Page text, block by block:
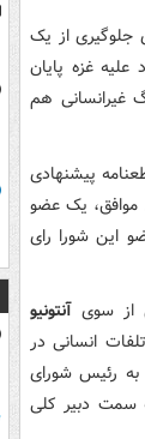
جلوگیری از یک
غزه پایان
غیرانسانی هم
پیشنهادی
شد که از ۱۵ عضو شورای امنیت ۱۳ عضو رای موافق، یک عضو
این شورا رای
آنتونیو
انسانی در
۹۹ منشور سازمان ملل به رئیس شورای
کرده بود. گوترش برای نخستین بار از زمانی که در سال ۲۰۱۷ به سمت دبیر کلی